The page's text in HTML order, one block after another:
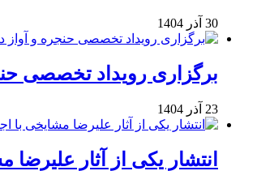
30 آذر 1404
برگزاری رویداد تخصصی
23 آذر 1404
انتشار یکی از آثار